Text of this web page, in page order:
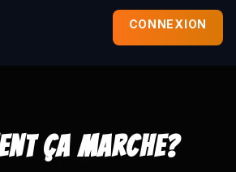
CONNEXION
ça marche?